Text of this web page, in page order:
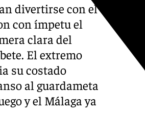
divertirse con el
con ímpetu el
clara del
El extremo
su costado
al guardameta
y el Málaga ya